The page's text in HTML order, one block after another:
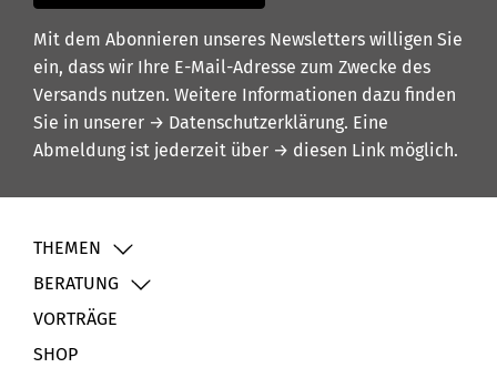
Mit dem Abonnieren unseres Newsletters willigen Sie
ein, dass wir Ihre E-Mail-Adresse zum Zwecke des
Versands nutzen. Weitere Informationen dazu finden
Sie in unserer → Datenschutzerklärung. Eine
Abmeldung ist jederzeit über → diesen Link möglich.
THEMEN
BERATUNG
VORTRÄGE
SHOP